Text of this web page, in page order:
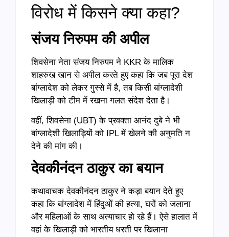
विरोध में किसने क्या कहा?
संजय निरुपम की अपील
शिवसेना नेता संजय निरुपम ने KKR के मालिक
शाहरुख खान से अपील करते हुए कहा कि जब पूरा देश
बांग्लादेश को लेकर गुस्से में है, तब किसी बांग्लादेशी
खिलाड़ी को टीम में रखना गलत संदेश देता है।
वहीं, शिवसेना (UBT) के प्रवक्ता आनंद दुबे ने भी
बांग्लादेशी खिलाड़ियों को IPL में खेलने की अनुमति न
देने की मांग की।
देवकीनंदन ठाकुर का बयान
कथावाचक देवकीनंदन ठाकुर ने कड़ा बयान देते हुए
कहा कि बांग्लादेश में हिंदुओं की हत्या, घरों को जलाना
और महिलाओं के साथ अत्याचार हो रहे हैं। ऐसे हालात में
वहां के खिलाड़ी को भारतीय धरती पर खिलाना